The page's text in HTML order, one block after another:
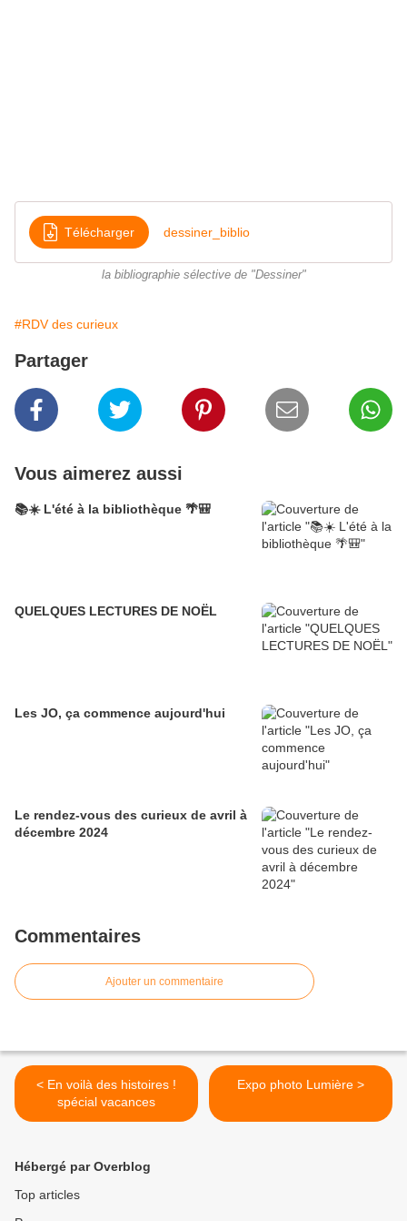
Télécharger dessiner_biblio
la bibliographie sélective de "Dessiner"
#RDV des curieux
Partager
Vous aimerez aussi
📚☀️ L'été à la bibliothèque 🌴🎒
QUELQUES LECTURES DE NOËL
Les JO, ça commence aujourd'hui
Le rendez-vous des curieux de avril à
décembre 2024
Commentaires
Ajouter un commentaire
< En voilà des histoires !
spécial vacances
Expo photo Lumière >
Hébergé par Overblog
Top articles